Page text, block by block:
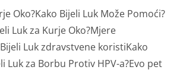
Oko?Kako Bijeli Luk Može Pomoći?
Luk za Kurje Oko?Mjere
Luk zdravstvene koristiKako
Luk za Borbu Protiv HPV-a?Evo pet